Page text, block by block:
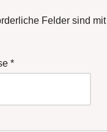
Felder sind mit
*